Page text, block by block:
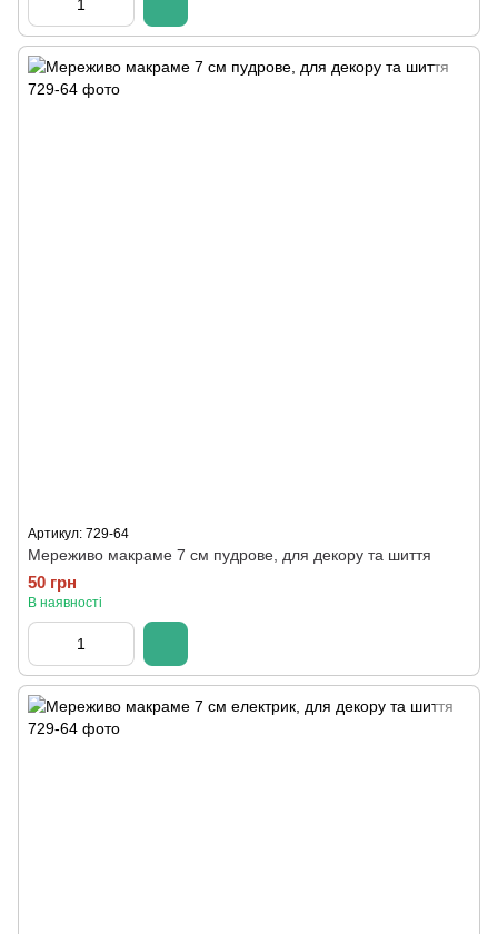
Артикул: 729-64
Мереживо макраме 7 см пудрове, для декору та шиття
50 грн
В наявності